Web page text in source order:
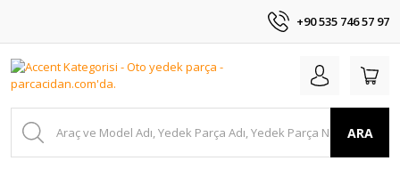
+90 535 746 57 97
ARA